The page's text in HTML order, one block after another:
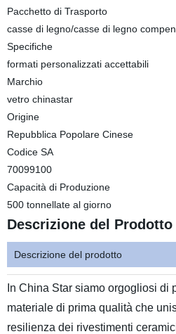
Pacchetto di Trasporto
casse di legno/casse di legno
Specifiche
formati personalizzati accettabili
Marchio
vetro chinastar
Origine
Repubblica Popolare Cinese
Codice SA
70099100
Capacità di Produzione
500 tonnellate al giorno
Descrizione del Prodotto
Descrizione del prodotto
In China Star siamo orgogliosi di
materiale di prima qualità che
resilienza dei rivestimenti